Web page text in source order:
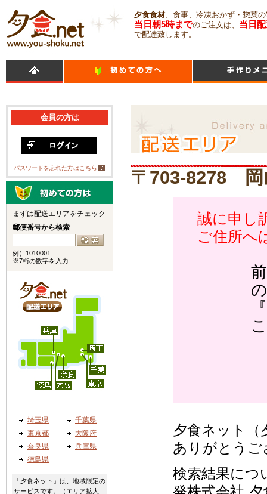
夕食食材、食事、冷凍おかず・惣菜
当日朝5時までのご注文は、 当日
で配達致します。
〒703-8278 岡
誠に申し
ご住所へ
の
『
夕食ネット（
ありがとう
検索結果につ
会員の方は
パスワードを忘れた方はこちら
まずは配送エリアをチェック
郵便番号から検索
例）1010001
※7桁の数字を入力
埼玉県
千葉県
東京都
大阪府
奈良県
兵庫県
徳島県
「夕食ネット」は、地域限定の
サービスです。（エリア拡大